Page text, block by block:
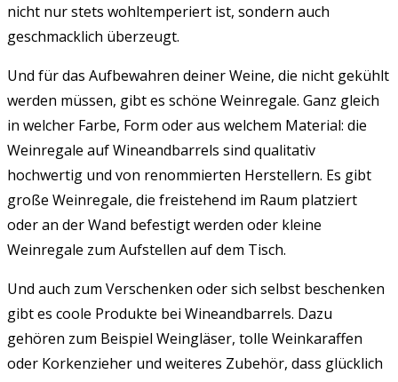
nicht nur stets wohltemperiert ist, sondern auch
geschmacklich überzeugt.
Und für das Aufbewahren deiner Weine, die nicht gekühlt
werden müssen, gibt es schöne Weinregale. Ganz gleich
in welcher Farbe, Form oder aus welchem Material: die
Weinregale auf Wineandbarrels sind qualitativ
hochwertig und von renommierten Herstellern. Es gibt
große Weinregale, die freistehend im Raum platziert
oder an der Wand befestigt werden oder kleine
Weinregale zum Aufstellen auf dem Tisch.
Und auch zum Verschenken oder sich selbst beschenken
gibt es coole Produkte bei Wineandbarrels. Dazu
gehören zum Beispiel Weingläser, tolle Weinkaraffen
oder Korkenzieher und weiteres Zubehör, dass glücklich